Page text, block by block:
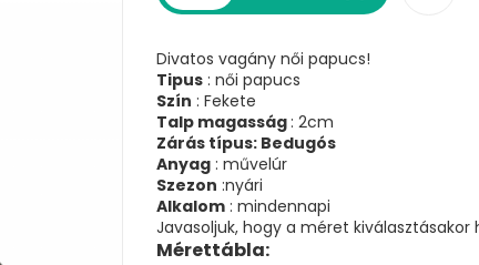
Divatos vagány női papucs!
Tipus : női papucs
Szín : Fekete
Talp magasság : 2cm
Zárás típus: Bedugós
Anyag : művelúr
Szezon :nyári
Alkalom : mindennapi
Javasoljuk, hogy a méret
Mérettábla: